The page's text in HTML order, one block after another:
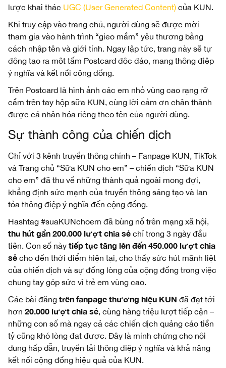
lược khai thác UGC (User Generated Content) của KUN.
Khi truy cập vào trang chủ, người dùng sẽ được mời
tham gia vào hành trình “gieo mầm” yêu thương bằng
cách nhập tên và giới tính. Ngay lập tức, trang này sẽ tự
động tạo ra một tấm Postcard độc đáo, mang thông điệp
ý nghĩa và kết nối cộng đồng.
Trên Postcard là hình ảnh các em nhỏ vùng cao rạng rỡ
cầm trên tay hộp sữa KUN, cùng lời cảm ơn chân thành
được cá nhân hóa riêng theo tên của người dùng.
Sự thành công của chiến dịch
Chỉ với 3 kênh truyền thông chính – Fanpage KUN, TikTok
và Trang chủ “Sữa KUN cho em” – chiến dịch “Sữa KUN
cho em” đã thu về những thành quả ngoài mong đợi,
khẳng định sức mạnh của truyền thông sáng tạo và lan
tỏa thông điệp ý nghĩa đến cộng đồng.
Hashtag #suaKUNchoem đã bùng nổ trên mạng xã hội,
thu hút gần 200.000 lượt chia sẻ chỉ trong 3 ngày đầu
tiên. Con số này tiếp tục tăng lên đến 450.000 lượt chia
sẻ cho đến thời điểm hiện tại, cho thấy sức hút mãnh liệt
của chiến dịch và sự đồng lòng của cộng đồng trong việc
chung tay góp sức vì trẻ em vùng cao.
Các bài đăng trên fanpage thương hiệu KUN đã đạt tới
hơn 20.000 lượt chia sẻ, cùng hàng triệu lượt tiếp cận –
những con số mà ngay cả các chiến dịch quảng cáo tiền
tỷ cũng khó lòng đạt được. Đây là minh chứng cho nội
dung hấp dẫn, truyền tải thông điệp ý nghĩa và khả năng
kết nối cộng đồng hiệu quả của KUN.